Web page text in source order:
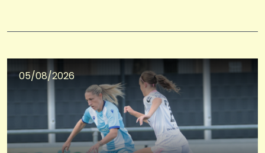
05/08/2026